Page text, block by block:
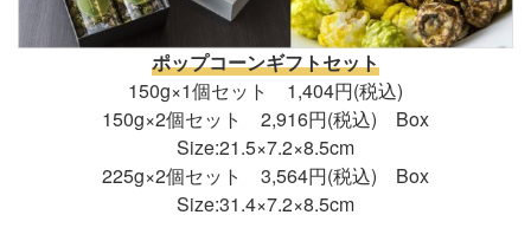
ポップコーンギフトセット
150g×1個セット 1,404円(税込)
150g×2個セット 2,916円(税込) Box
Size:21.5×7.2×8.5cm
225g×2個セット 3,564円(税込) Box
Size:31.4×7.2×8.5cm